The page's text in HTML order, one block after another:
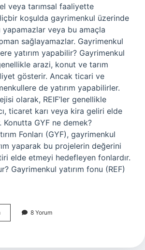
veya tarımsal faaliyette
koşulda gayrimenkul üzerinde
yapamazlar veya bu amaçla
sağlayamazlar. Gayrimenkul
yatırım yapabilir? Gayrimenkul
arazi, konut ve tarım
gösterir. Ancak ticari ve
de yatırım yapabilirler.
olarak, REIF’ler genellikle
ticaret karı veya kira geliri elde
GYF ne demek?
Fonları (GYF), gayrimenkul
yaparak bu projelerin değerini
elde etmeyi hedefleyen fonlardır.
Gayrimenkul yatırım fonu (REF)
Inşaat
8 Yorum